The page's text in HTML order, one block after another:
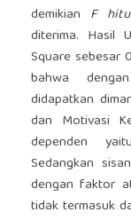
demikian F
diterima. Hasil
Square sebesar
bahwa
didapatkan
dan Motivasi
dependen
Sedangkan
dengan faktor
tidak termasuk